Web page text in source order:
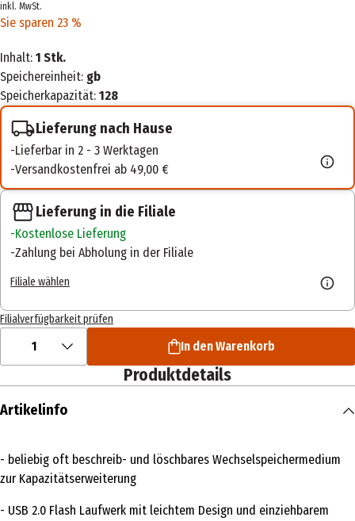
inkl. MwSt.
Sie sparen 23 %
Inhalt: 1 Stk.
Speichereinheit: gb
Speicherkapazität: 128
Lieferung nach Hause
Lieferbar in 2 - 3 Werktagen
Versandkostenfrei ab 49,00 €
Lieferung in die Filiale
Kostenlose Lieferung
Zahlung bei Abholung in der Filiale
Filiale wählen
Filialverfügbarkeit prüfen
1 In den Warenkorb
Produktdetails
Artikelinfo
- beliebig oft beschreib- und löschbares Wechselspeichermedium
zur Kapazitätserweiterung
- USB 2.0 Flash Laufwerk mit leichtem Design und einziehbarem